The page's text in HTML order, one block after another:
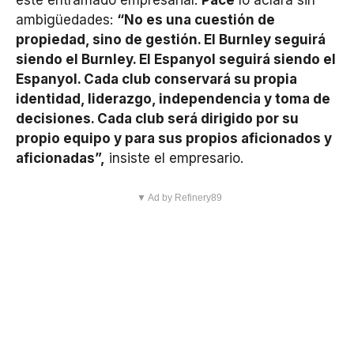
ambigüedades: “No es una cuestión de
propiedad, sino de gestión. El Burnley seguirá
siendo el Burnley. El Espanyol seguirá siendo el
Espanyol. Cada club conservará su propia
identidad, liderazgo, independencia y toma de
decisiones. Cada club será dirigido por su
propio equipo y para sus propios aficionados y
aficionadas”, insiste el empresario.
▼ Ad by Refinery89